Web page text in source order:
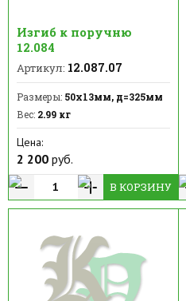
Изгиб к поручню
12.084
Артикул: 12.087.07
Размеры: 50х13мм, д=325мм
Вес: 2.99 кг
Цена:
2 200 руб.
В КОРЗИНУ